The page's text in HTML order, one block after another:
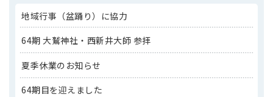
地域行事（盆踊り）に協力
64期 大鷲神社・西新井大師 参拝
夏季休業のお知らせ
64期目を迎えました